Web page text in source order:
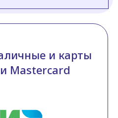
и карты
Mastercard